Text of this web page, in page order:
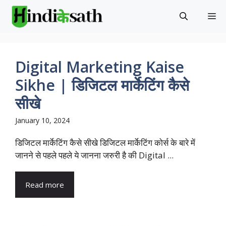
Skip
content
Digital Marketing Kaise
Sikhe | डिजिटल मार्केटिंग कैसे
सीखे
January 10, 2024
डिजिटल मार्केटिंग कैसे सीखे डिजिटल मार्केटिंग कोर्स के बारे में
जानने से पहले पहले ये जानना जरुरी है की Digital ...
Read more